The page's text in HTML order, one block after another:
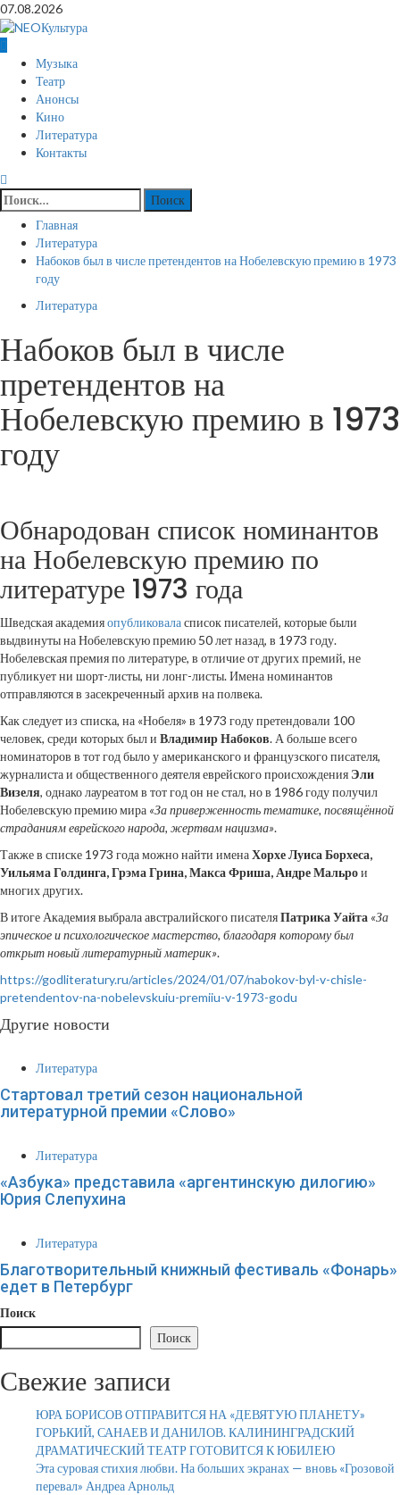
Перейти
к
содержимому
07.08.2026
Основное
меню
Музыка
Театр
Анонсы
Кино
Литература
Контакты
Найти:
Главная
Литература
Набоков был в числе претендентов на Нобелевскую премию в 1973
году
Литература
Набоков был в числе
претендентов на
Нобелевскую премию в 1973
году
Обнародован список номинантов
на Нобелевскую премию по
литературе 1973 года
Шведская академияопубликоваласписок писателей, которые были
выдвинуты на Нобелевскую премию 50 лет назад, в 1973 году.
Нобелевская премия по литературе, в отличие от других премий, не
публикует ни шорт-листы, ни лонг-листы. Имена номинантов
отправляются в засекреченный архив на полвека.
Как следует из списка, на «Нобеля» в 1973 году претендовали 100
человек, среди которых был и Владимир Набоков. А больше всего
номинаторов в тот год было у американского и французского писателя,
журналиста и общественного деятеля еврейского происхождения Эли
Визеля, однако лауреатом в тот год он не стал, но в 1986 году получил
Нобелевскую премию мира «За приверженность тематике, посвящённой
страданиям еврейского народа, жертвам нацизма».
Также в списке 1973 года можно найти именаХорхе Луиса Борхеса,
Уильяма Голдинга, Грэма Грина, Макса Фриша, Андре Мальрои
многих других.
В итоге Академия выбрала австралийского писателяПатрика Уайта «За
эпическое и психологическое мастерство, благодаря которому был
открыт новый литературный материк».
https://godliteratury.ru/articles/2024/01/07/nabokov-byl-v-chisle-
pretendentov-na-nobelevskuiu-premiiu-v-1973-godu
Другие новости
Литература
Стартовал третий сезон национальной
литературной премии «Слово»
Литература
«Азбука» представила «аргентинскую дилогию»
Юрия Слепухина
Литература
Благотворительный книжный фестиваль «Фонарь»
едет в Петербург
Поиск
Поиск
Свежие записи
ЮРА БОРИСОВ ОТПРАВИТСЯ НА «ДЕВЯТУЮ ПЛАНЕТУ»
ГОРЬКИЙ, САНАЕВ И ДАНИЛОВ. КАЛИНИНГРАДСКИЙ
ДРАМАТИЧЕСКИЙ ТЕАТР ГОТОВИТСЯ К ЮБИЛЕЮ
Эта суровая стихия любви. На больших экранах — вновь «Грозовой
перевал» Андреа Арнольд